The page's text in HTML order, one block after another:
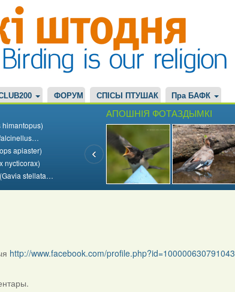
ФОРУМ СПІСЫ ПТУШАК Пра БАФК
himantopus)
falcinellus…
apiaster)
nycticorax)
stellata…
АПОШНІЯ ФОТАЗДЫМКІ
http://www.facebook.com/profile.php?id=100000630791043